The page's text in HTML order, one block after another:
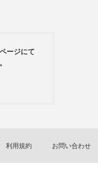
ージにて
利用規約 お問い合わせ